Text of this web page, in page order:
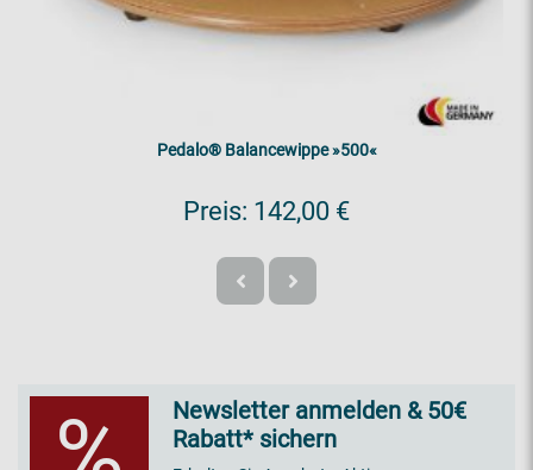
Pedalo® Balancewippe »500«
Preis: 142,00 €
Newsletter anmelden & 50€
Rabatt* sichern